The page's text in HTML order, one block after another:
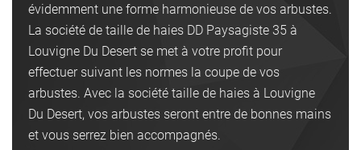
évidemment une forme harmonieuse de vos arbustes.
La société de taille de haies DD Paysagiste 35 à
Louvigne Du Desert se met à votre profit pour
effectuer suivant les normes la coupe de vos
arbustes. Avec la société taille de haies à Louvigne
Du Desert, vos arbustes seront entre de bonnes mains
et vous serrez bien accompagnés.